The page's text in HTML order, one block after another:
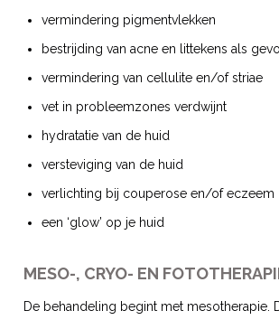
vermindering pigmentvlekken
bestrijding van acne en littekens als
vermindering van cellulite en/of striae
vet in probleemzones verdwijnt
hydratatie van de huid
versteviging van de huid
verlichting bij couperose en/of eczeem
een ‘glow’ op je huid
MESO-, CRYO- EN
De behandeling begint met mesotherapie.